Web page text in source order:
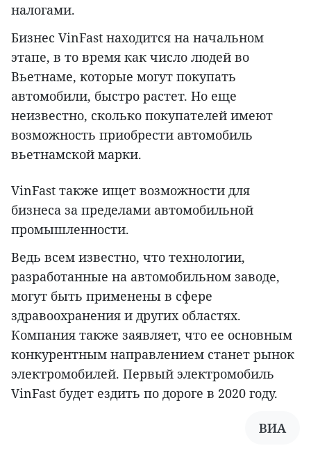
налогами.
Бизнес VinFast находится на начальном
этапе, в то время как число людей во
Вьетнаме, которые могут покупать
автомобили, быстро растет. Но еще
неизвестно, сколько покупателей имеют
возможность приобрести автомобиль
вьетнамской марки.
VinFast также ищет возможности для
бизнеса за пределами автомобильной
промышленности.
Ведь всем известно, что технологии,
разработанные на автомобильном заводе,
могут быть применены в сфере
здравоохранения и других областях.
Компания также заявляет, что ее основным
конкурентным направлением станет рынок
электромобилей. Первый электромобиль
VinFast будет ездить по дороге в 2020 году.
ВИА